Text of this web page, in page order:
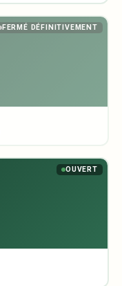
FERMÉ DÉFINITIVEMENT
OUVERT